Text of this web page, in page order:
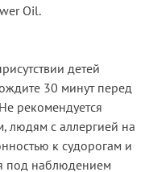
Oil.
детей
30 минут перед
рекомендуется
с аллергией на
к судорогам и
под наблюдением